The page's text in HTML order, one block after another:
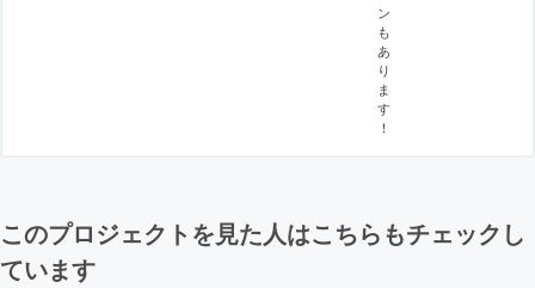
ン
も
あ
り
ま
す
！
このプロジェクトを見た人はこちらもチェックし
ています